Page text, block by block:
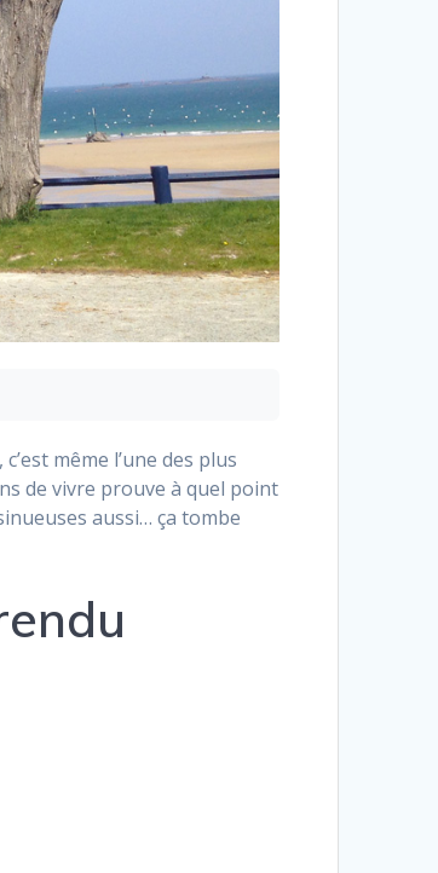
même l’une des plus
de vivre prouve à quel point
aussi… ça tombe